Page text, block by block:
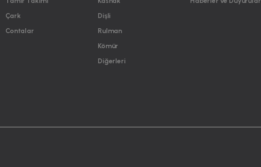
Çark
Contalar
Dişli
Rulman
Kömür
Diğerleri